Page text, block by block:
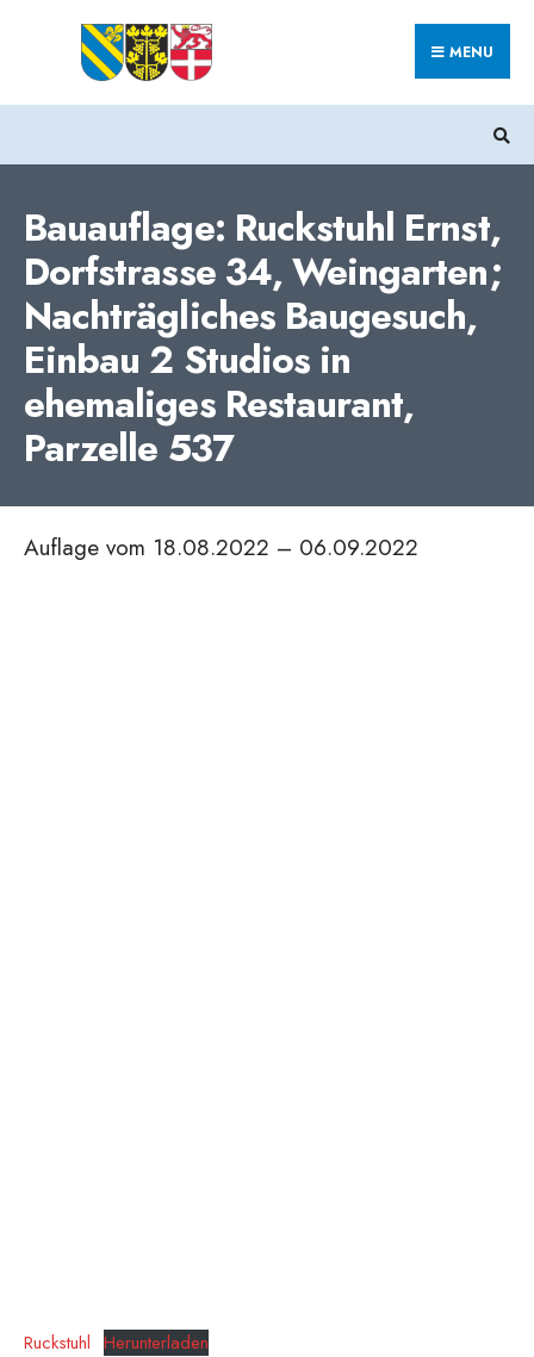
MENU
Bauauflage: Ruckstuhl Ernst,
Dorfstrasse 34, Weingarten;
Nachträgliches Baugesuch,
Einbau 2 Studios in
ehemaliges Restaurant,
Parzelle 537
Auflage vom 18.08.2022 – 06.09.2022
Ruckstuhl Herunterladen
Search
for: